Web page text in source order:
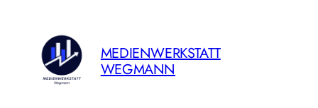
MEDIENWERKSTATT
WEGMANN